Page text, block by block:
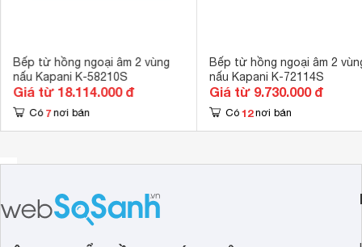
Bếp từ hồng ngoại âm 2 vùng
nấu Kapani K-58210S
Giá từ 18.114.000 đ
Có 7 nơi bán
Bếp từ hồng ngoại âm 2
nấu Kapani K-72114S
Giá từ 9.730.000 đ
Có 12 nơi bán